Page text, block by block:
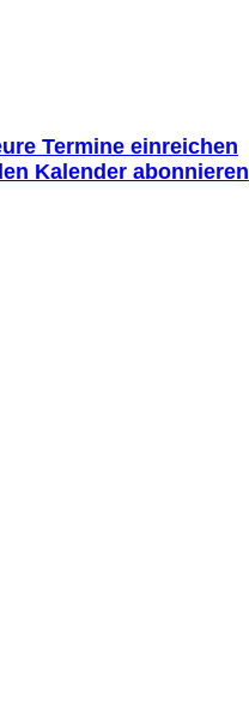
Termine einreichen
Kalender abonnieren